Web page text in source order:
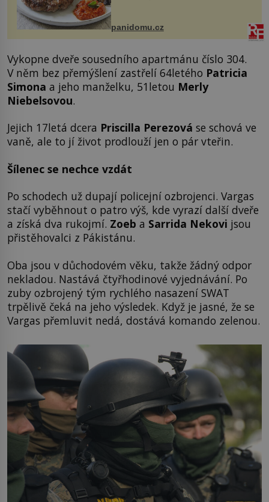
snazšího. Pljeskavica (10 porcí)
Možná jste ji ochutnali na dovolené v
panidomu.cz
Vykopne dveře sousedního apartmánu číslo 304.
V něm bez přemýšlení zastřelí 64letého Patricia
Simona a jeho manželku, 51letou Merly
Niebelsovou.
Jejich 17letá dcera Priscilla Perezová se schová ve
vaně, ale to jí život prodlouží jen o pár vteřin.
Šílenec se nechce vzdát
Po schodech už dupají policejní ozbrojenci. Vargas
stačí vyběhnout o patro výš, kde vyrazí další dveře
a získá dva rukojmí. Zoeb a Sarrida Nekovi jsou
přistěhovalci z Pákistánu.
Oba jsou v důchodovém věku, takže žádný odpor
nekladou. Nastává čtyřhodinové vyjednávání. Po
zuby ozbrojený tým rychlého nasazení SWAT
trpělivě čeká na jeho výsledek. Když je jasné, že se
Vargas přemluvit nedá, dostává komando zelenou.